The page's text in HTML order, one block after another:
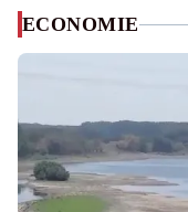
ECONOMIE